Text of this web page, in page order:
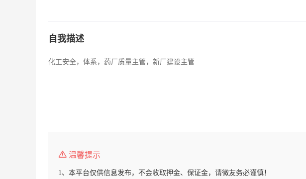
自我描述
化工安全，体系，药厂质量主管，新厂建设主管
温馨提示
1、本平台仅供信息发布，不会收取押金、保证金，请微友务必谨慎！